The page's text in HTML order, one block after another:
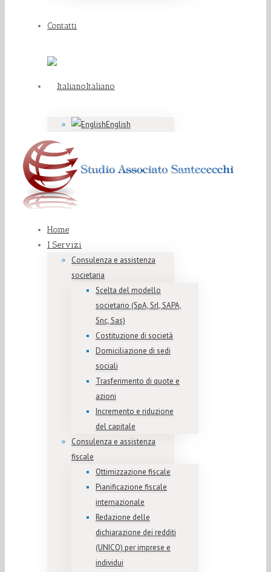
Contatti
Italiano
English
Home
I Servizi
Consulenza e assistenza
societaria
Scelta del modello
societario (SpA, Srl, SAPA,
Snc, Sas)
Costituzione di società
Domiciliazione di sedi
sociali
Trasferimento di quote e
azioni
Incremento e riduzione
del capitale
Consulenza e assistenza
fiscale
Ottimizzazione fiscale
Pianificazione fiscale
internazionale
Redazione delle
dichiarazione dei redditi
(UNICO) per imprese e
individui